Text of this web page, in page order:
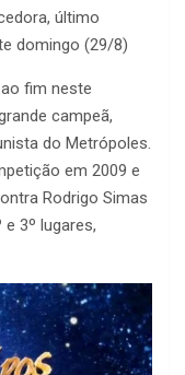
último
domingo (29/8)
fim neste
campeã,
do Metrópoles.
em 2009 e
Rodrigo Simas
3º lugares,